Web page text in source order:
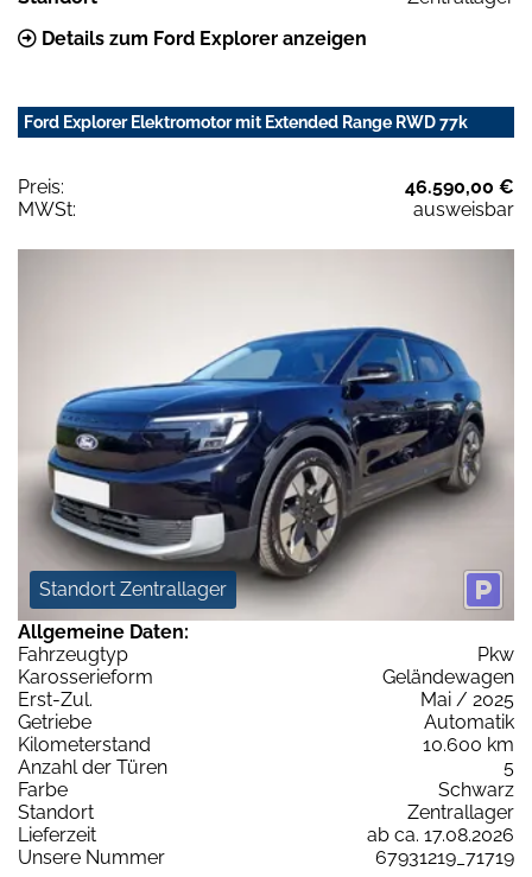
Details zum Ford Explorer anzeigen
Ford Explorer Elektromotor mit Extended Range RWD 77k
Preis:
46.590,00 €
MWSt:
ausweisbar
Standort Zentrallager
Allgemeine Daten:
Fahrzeugtyp
Pkw
Karosserieform
Geländewagen
Erst-Zul.
Mai / 2025
Getriebe
Automatik
Kilometerstand
10.600 km
Anzahl der Türen
5
Farbe
Schwarz
Standort
Zentrallager
Lieferzeit
ab ca. 17.08.2026
Unsere Nummer
67931219_71719